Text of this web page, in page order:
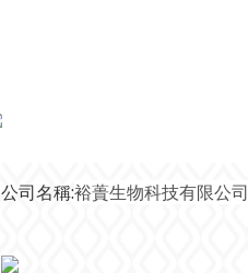
公司名稱:裕蕢生物科技有限公司